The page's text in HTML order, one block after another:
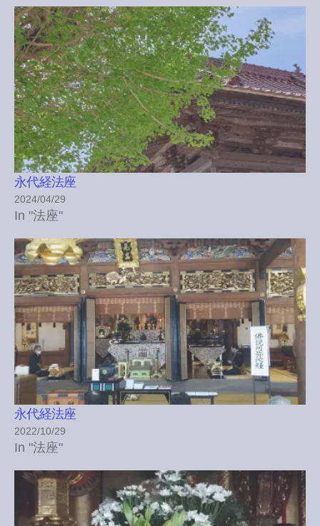
永代経法座
2024/04/29
In "法座"
永代経法座
2022/10/29
In "法座"